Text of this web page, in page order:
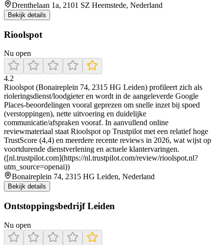
Drenthelaan 1a, 2101 SZ Heemstede, Nederland
Bekijk details
Rioolspot
Nu open
4.2
Rioolspot (Bonaireplein 74, 2315 HG Leiden) profileert zich als
rioleringsdienst/loodgieter en wordt in de aangeleverde Google
Places-beoordelingen vooral geprezen om snelle inzet bij spoed
(verstoppingen), nette uitvoering en duidelijke
communicatie/afspraken vooraf. In aanvullend online
reviewmateriaal staat Rioolspot op Trustpilot met een relatief hoge
TrustScore (4,4) en meerdere recente reviews in 2026, wat wijst op
voortdurende dienstverlening en actuele klantervaringen.
([nl.trustpilot.com](https://nl.trustpilot.com/review/rioolspot.nl?
utm_source=openai))
Bonaireplein 74, 2315 HG Leiden, Nederland
Bekijk details
Ontstoppingsbedrijf Leiden
Nu open